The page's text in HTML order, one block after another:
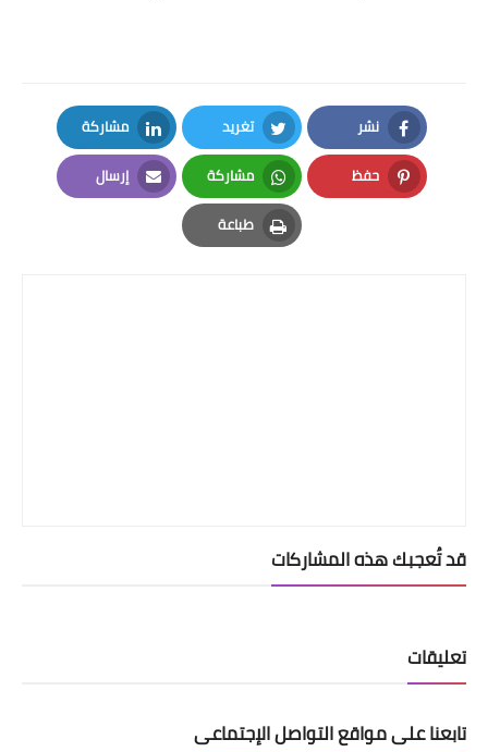
نشر
Facebook
تغريد
Twitter
مشاركة
LinkedIn
حفظ
Pinterest
مشاركة
Whatsapp
إرسال
Email
طباعة
Print
قد تُعجبك هذه المشاركات
تعليقات
تابعنا على مواقع التواصل الإجتماعى